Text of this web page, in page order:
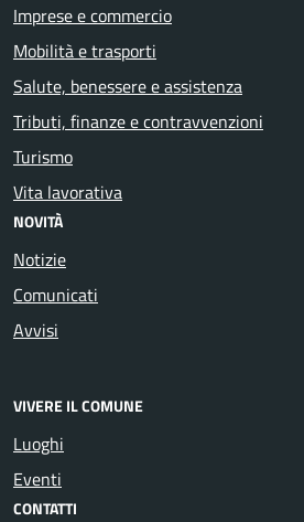
Imprese e commercio
Mobilità e trasporti
Salute, benessere e assistenza
Tributi, finanze e contravvenzioni
Turismo
Vita lavorativa
NOVITÀ
Notizie
Comunicati
Avvisi
VIVERE IL COMUNE
Luoghi
Eventi
CONTATTI